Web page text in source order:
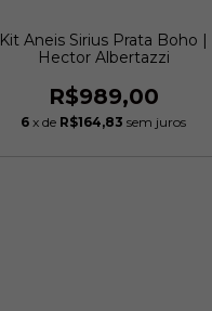
Kit Aneis Sirius Prata Boho |
Hector Albertazzi
R$989,00
6 x de R$164,83 sem juros